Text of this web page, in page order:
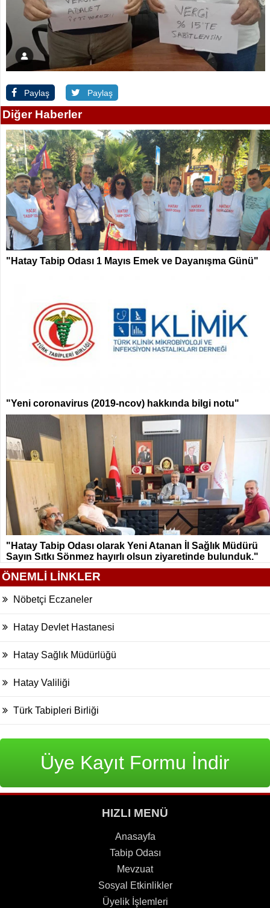
Paylaş Paylaş
Diğer Haberler
"Hatay Tabip Odası 1 Mayıs Emek ve Dayanışma Günü"
"Yeni coronavirus (2019-ncov) hakkında bilgi notu"
"Hatay Tabip Odası olarak Yeni Atanan İl Sağlık Müdürü
Sayın Sıtkı Sönmez hayırlı olsun ziyaretinde bulunduk."
ÖNEMLİ LİNKLER
Nöbetçi Eczaneler
Hatay Devlet Hastanesi
Hatay Sağlık Müdürlüğü
Hatay Valiliği
Türk Tabipleri Birliği
Üye Kayıt Formu İndir
HIZLI MENÜ
Anasayfa
Tabip Odası
Mevzuat
Sosyal Etkinlikler
Üyelik İşlemleri